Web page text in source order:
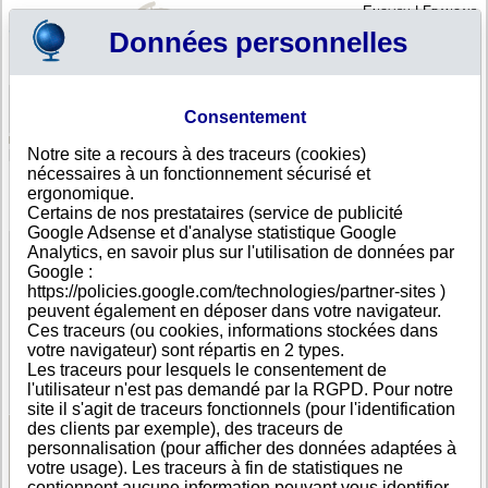
English|Français
Votre panier est vide
Arménie > Toutes villes > Yerevan
HARVAL ENGINEERING PJSC, Yerevan
FICHE ENTREPRISE
Dénomination HARVAL ENGINEERING PJSC
Adresse
2/1 Acharyan Street
Ville
Yerevan
Pays
Arménie
Type
d'adresse
Adresse unique
Téléphone
+374 10------
DUNS®
Number
36-------
Voir les informations disponibles
Données personnelles
Consentement
Notre site a recours à des traceurs (cookies)
nécessaires à un fonctionnement sécurisé et
ergonomique.
Certains de nos prestataires (service de publicité
Google Adsense et d'analyse statistique Google
Analytics, en savoir plus sur l'utilisation de données par
Google :
https://policies.google.com/technologies/partner-sites )
peuvent également en déposer dans votre navigateur.
Ces traceurs (ou cookies, informations stockées dans
votre navigateur) sont répartis en 2 types.
Les traceurs pour lesquels le consentement de
l'utilisateur n'est pas demandé par la RGPD. Pour notre
site il s'agit de traceurs fonctionnels (pour l'identification
des clients par exemple), des traceurs de
personnalisation (pour afficher des données adaptées à
votre usage). Les traceurs à fin de statistiques ne